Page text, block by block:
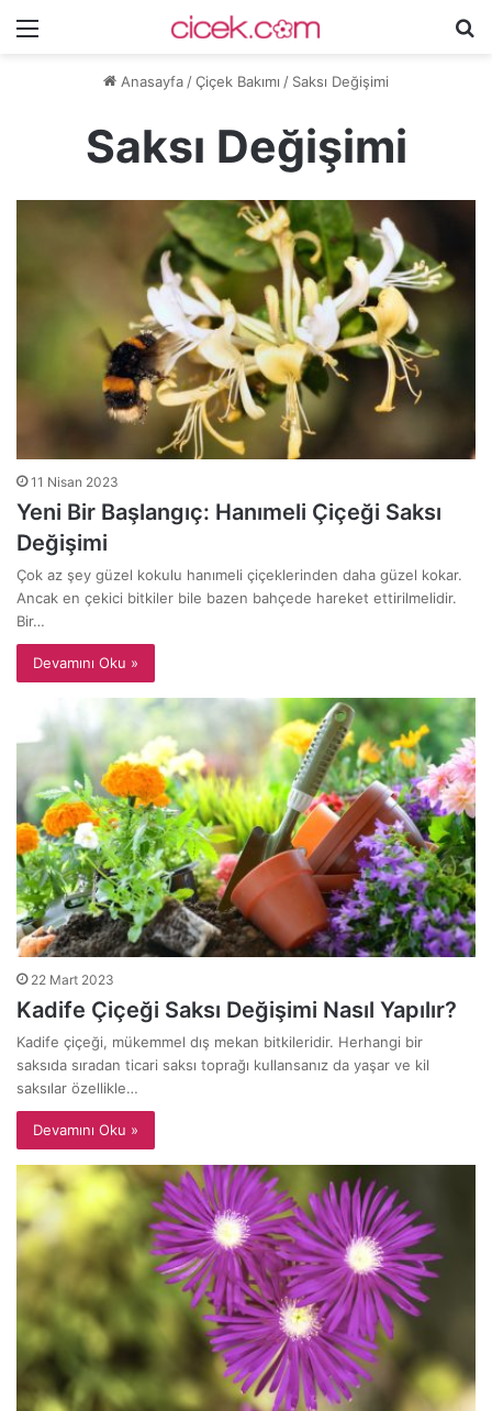
Menü
Anasayfa /Çiçek Bakımı / Saksı Değişimi
Saksı Değişimi
11 Nisan 2023
Yeni Bir Başlangıç: Hanımeli Çiçeği Saksı
Değişimi
Çok az şey güzel kokulu hanımeli çiçeklerinden daha güzel kokar.
Ancak en çekici bitkiler bile bazen bahçede hareket ettirilmelidir.
Bir…
Devamını Oku »
22 Mart 2023
Kadife Çiçeği Saksı Değişimi Nasıl Yapılır?
Kadife çiçeği, mükemmel dış mekan bitkileridir. Herhangi bir
saksıda sıradan ticari saksı toprağı kullansanız da yaşar ve kil
saksılar özellikle…
Devamını Oku »